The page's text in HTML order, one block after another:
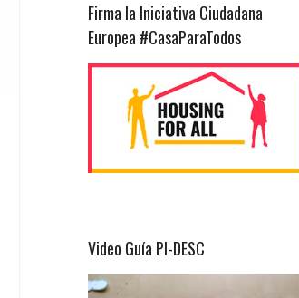
Firma la Iniciativa Ciudadana
Europea #CasaParaTodos
Video Guía PI-DESC